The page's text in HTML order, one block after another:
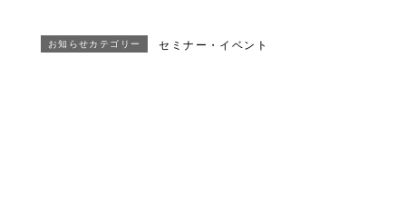
お知らせカテゴリー セミナー・イベント